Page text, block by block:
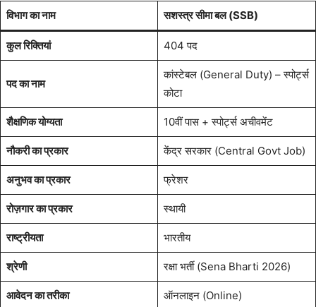
विभाग का नाम सशस्त्र सीमा बल (SSB)
कुल रिक्तियां 404 पद
पद का नाम
कांस्टेबल (General Duty) – स्पोर्ट्स
कोटा
शैक्षणिक योग्यता 10वीं पास + स्पोर्ट्स अचीवमेंट
नौकरी का प्रकार केंद्र सरकार (Central Govt Job)
अनुभव का प्रकार फ्रेशर
रोज़गार का प्रकार स्थायी
राष्ट्रीयता भारतीय
श्रेणी रक्षा भर्ती (Sena Bharti 2026)
आवेदन का तरीका ऑनलाइन (Online)